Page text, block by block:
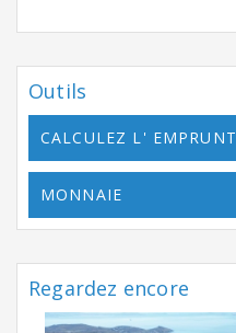
Outils
CALCULEZ L' EMPRUNT
MONNAIE
Regardez encore